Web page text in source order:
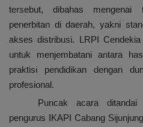
tersebut, dibahas mengenai
penerbitan di daerah, yakni
akses distribusi. LRPI
untuk menjembatani antara
praktisi pendidikan dengan
profesional.
Puncak acara ditandai
pengurus IKAPI Cabang